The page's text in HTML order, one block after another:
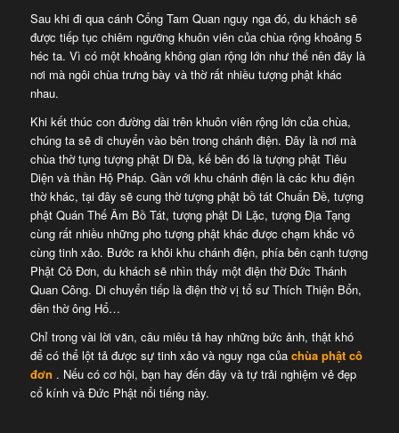
Sau khi đi qua cánh Cổng Tam Quan nguy nga đó, du khách sẽ
được tiếp tục chiêm ngưỡng khuôn viên của chùa rộng khoảng 5
héc ta. Vì có một khoảng không gian rộng lớn như thế nên đây là
nơi mà ngôi chùa trưng bày và thờ rất nhiều tượng phật khác
nhau.
Khi kết thúc con đường dài trên khuôn viên rộng lớn của chùa,
chúng ta sẽ di chuyển vào bên trong chánh điện. Đây là nơi mà
chùa thờ tụng tượng phật Di Đà, kế bên đó là tượng phật Tiêu
Diện và thần Hộ Pháp. Gần với khu chánh điện là các khu điện
thờ khác, tại đây sẽ cung thờ tượng phật bồ tát Chuẩn Đề, tượng
phật Quán Thế Âm Bồ Tát, tượng phật Di Lặc, tượng Địa Tạng
cùng rất nhiều những pho tượng phật khác được chạm khắc vô
cùng tinh xảo. Bước ra khỏi khu chánh điện, phía bên cạnh tượng
Phật Cô Đơn, du khách sẽ nhìn thấy một điện thờ Đức Thánh
Quan Công. Di chuyển tiếp là điện thờ vị tổ sư Thích Thiện Bổn,
đền thờ ông Hổ…
Chỉ trong vài lời văn, câu miêu tả hay những bức ảnh, thật khó
để có thể lột tả được sự tinh xảo và nguy nga của chùa phật cô
đơn . Nếu có cơ hội, bạn hay đến đây và tự trải nghiệm vẻ đẹp
cổ kính và Đức Phật nổi tiếng này.